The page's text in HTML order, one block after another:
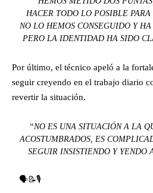
HACER TODO LO POSIBLE PARA
NO LO HEMOS CONSEGUIDO Y
PERO LA IDENTIDAD HA SIDO
Por último, el técnico apeló a la
seguir creyendo en el trabajo diario
revertir la situación.
“NO ES UNA SITUACIÓN A LA
ACOSTUMBRADOS, ES
SEGUIR INSISTIENDO Y YENDO
🗣️📝🎙️